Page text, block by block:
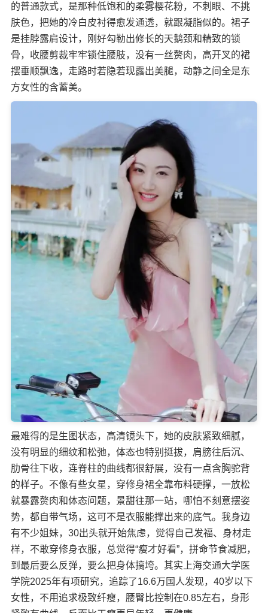
的普通款式，是那种低饱和的柔雾樱花粉，不刺眼、不挑
肤色，把她的冷白皮衬得愈发通透，就跟凝脂似的。裙子
是挂脖露肩设计，刚好勾勒出修长的天鹅颈和精致的锁
骨，收腰剪裁牢牢锁住腰肢，没有一丝赘肉，高开叉的裙
摆垂顺飘逸，走路时若隐若现露出美腿，动静之间全是东
方女性的含蓄美。​
最难得的是生图状态，高清镜头下，她的皮肤紧致细腻，
没有明显的细纹和松弛，体态也特别挺拔，肩膀往后沉、
肋骨往下收，连脊柱的曲线都很舒展，没有一点含胸驼背
的样子。不像有些女星，穿修身裙全靠布料硬撑，一放松
就暴露赘肉和体态问题，景甜往那一站，哪怕不刻意摆姿
势，都自带气场，这可不是衣服能撑出来的底气。​ 我身边
有不少姐妹，30出头就开始焦虑，觉得自己发福、身材走
样，不敢穿修身衣服，总觉得“瘦才好看”，拼命节食减肥，
到最后要么反弹，要么把身体搞垮。其实上海交通大学医
学院2025年有项研究，追踪了16.6万国人发现，40岁以下
女性，不用追求极致纤瘦，腰臀比控制在0.85左右，身形